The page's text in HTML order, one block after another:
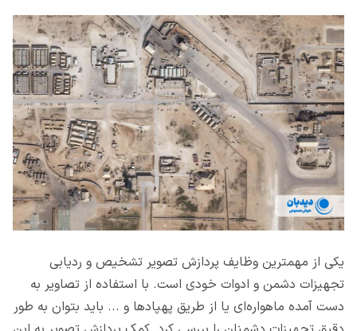
یکی از مهمترین وظایف پردازش تصویر تشخیص و ردیابی
تجهیزات دشمن و ادوات خودی است. با استفاده از تصاویر به
دست آمده ماهواره‌ای یا از طریق پهپادها و ... باید بتوان به طور